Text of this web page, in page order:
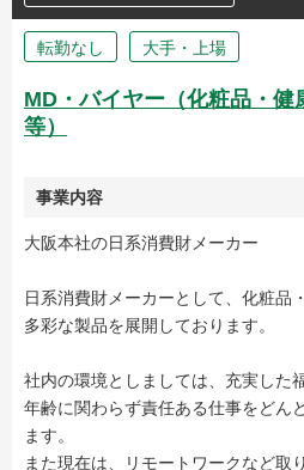
転勤なし 大手・上場
MD・バイヤー（化粧品・健
等）
事業内容
大阪本社の日系消費財メーカー
日系消費財メーカーとして、化粧品
多彩な製品を展開しております。
社内の環境としましては、充実した
年齢に関わらず責任ある仕事をどん
ます。
また現在は、リモートワークなど取